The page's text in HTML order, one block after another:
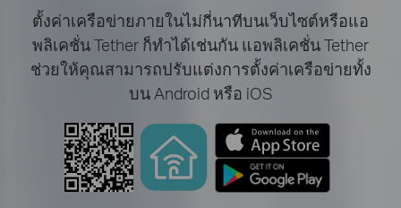
ตั้งค่าเครือข่ายภายในไม่กี่นาทีบนเว็บไซต์หรือแอ
พลิเคชั่น Tether ก็ทำได้เช่นกัน แอพลิเคชั่น Tether
ช่วยให้คุณสามารถปรับแต่งการตั้งค่าเครือข่ายทั้ง
บน Android หรือ iOS